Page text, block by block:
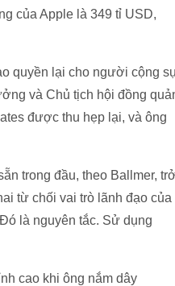
của Apple là 349 tỉ USD,
quyền lại cho người cộng
và Chủ tịch hội đồng
được thu hẹp lại, và ông
trong đầu, theo Ballmer, trở
từ chối vai trò lãnh đạo của
là nguyên tắc. Sử dụng
cao khi ông nắm dây